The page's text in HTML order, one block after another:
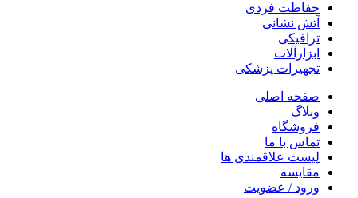
حفاظت فردی
آتش نشانی
ترافیکی
ابزارآلات
تجهیزات پزشکی
صفحه اصلی
وبلاگ
فروشگاه
تماس با ما
لیست علاقمندی ها
مقایسه
ورود / عضویت